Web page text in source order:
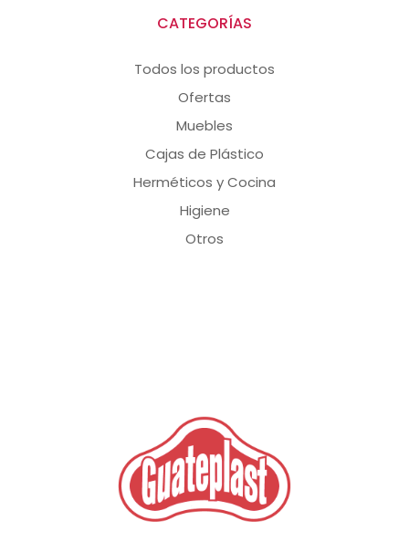
CATEGORÍAS
Todos los productos
Ofertas
Muebles
Cajas de Plástico
Herméticos y Cocina
Higiene
Otros